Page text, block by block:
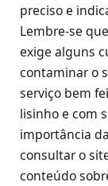
preciso e
Lembre-se
exige alguns
contaminar o
serviço bem
lisinho e com
importância
consultar o
conteúdo